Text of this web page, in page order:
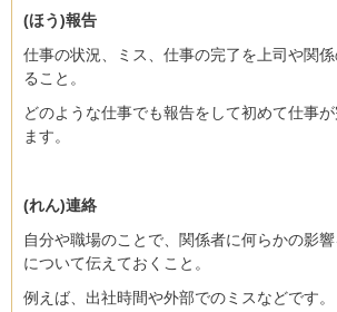
(ほう)報告
仕事の状況、ミス、仕事の完了を上司や関
ること。
どのような仕事でも報告をして初めて仕事
ます。
(れん)連絡
自分や職場のことで、関係者に何らかの影
について伝えておくこと。
例えば、出社時間や外部でのミスなどです。